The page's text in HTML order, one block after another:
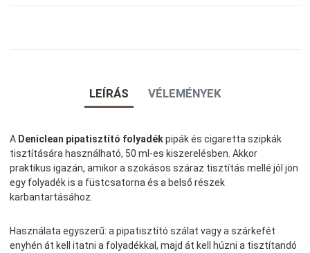
LEÍRÁS VÉLEMÉNYEK
A Deniclean pipatisztító folyadékpipák és cigaretta szipkák
tisztítására használható, 50 ml-es kiszerelésben. Akkor
praktikus igazán, amikor a szokásos száraz tisztítás mellé jól jön
egy folyadék is a füstcsatorna és a belső részek
karbantartásához.
Használata egyszerű: a pipatisztító szálat vagy a szárkefét
enyhén át kell itatni a folyadékkal, majd át kell húzni a tisztítandó